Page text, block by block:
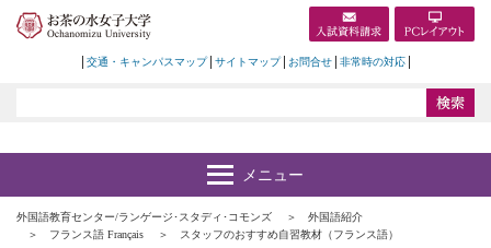
交通・キャンパスマップ サイトマップ お問合せ 非常時の対応
外国語教育センター/ランゲージ･スタディ･コモンズ
外国語紹介
フランス語 Français
スタッフのおすすめ自習教材（フランス語）